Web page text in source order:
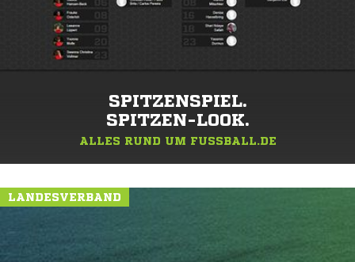
SPITZENSPIEL.
SPITZEN-LOOK.
ALLES RUND UM FUSSBALL.DE
LANDESVERBAND